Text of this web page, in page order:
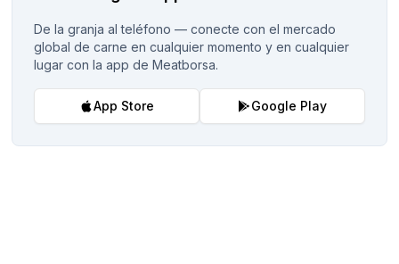
De la granja al teléfono — conecte con el mercado
global de carne en cualquier momento y en cualquier
lugar con la app de Meatborsa.
App Store Google Play